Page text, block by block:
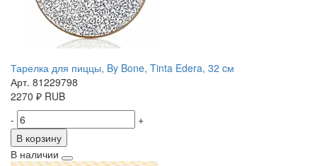
Тарелка для пиццы, By Bone, Tinta Edera, 32 cм
Арт. 81229798
2270 ₽ RUB
-
+
В корзину
В наличии